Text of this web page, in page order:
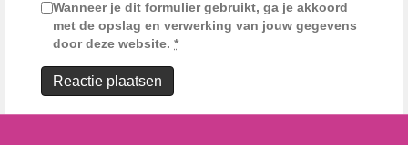
Wanneer je dit formulier gebruikt, ga je akkoord
met de opslag en verwerking van jouw gegevens
door deze website. *